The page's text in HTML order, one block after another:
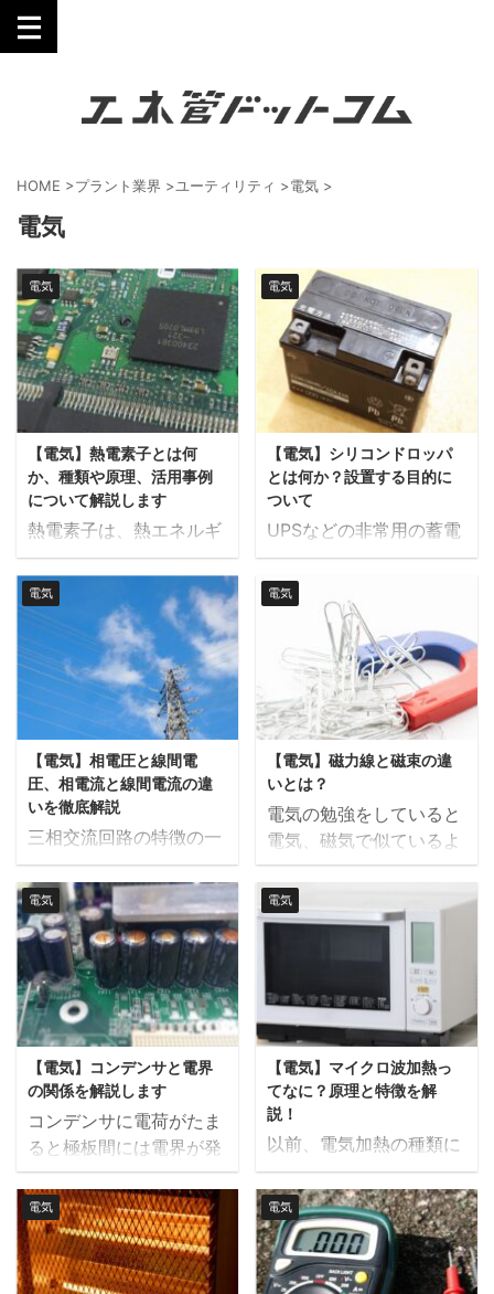
HOME >プラント業界 >ユーティリティ >電気 >
電気
電気
【電気】熱電素子とは何
か、種類や原理、活用事例
について解説します
熱電素子は、熱エネルギ
ーと電気エネルギーを相
互に変換する技術で、エ
ネルギー効率の向上や省
エネルギー化に重要で
す。この技術は、エネル
ギーの再利用や温度制御
など、さまざまな分野で
活用されており、今後の
持続可能な社会の実現に
重要な役割を果たすと期
待されています。 本記事
では、熱電素子の基本概
具体的な活用例について
詳しく解説します。 熱電
素子とは 熱電素子とは、
温度差を利用して電気エ
ネルギーを生成したり、
逆に電気を流すことで温
度差を作り出したりする
半導体素子のことです。
この技術は、ゼーベック
...
電気
【電気】シリコンドロッパ
とは何か？設置する目的に
ついて
UPSなどの非常用の蓄電
池を設置する制御盤の中
には良くシリコンドロッ
パという機器が設置され
ています。 この記事では
シリコンドロッパとは何
か、設置する目的につい
て解説します。 シリコン
ドロッパとは シリコンド
ロッパは直流電圧を降下
させる機器で、蓄電池な
どを設置する場合などに
利用されます。シリコン
電流に関わらず一定であ
るという特性を利用して
トの電気設備では、停電
時などに設備を停止させ
ないように制御用電源と
してUPS（無停電電源装
置）等が設けられていま
す。ただ、UP ...
電気
【電気】相電圧と線間電
圧、相電流と線間電流の違
いを徹底解説
三相交流回路の特徴の一
つとして相電圧、線間電
圧、相電流、線電流とい
うものがあります。これ
らは結線方法によってそ
れぞれ特性が変わります
が、ただ単に特性を暗記
するだけではそれぞれの
特性を混同してしましま
す。 この記事では、相電
圧と線間電圧の違い、相
電流と線電流の違いにつ
いて解説します。 相電
線電流の違い 相電圧・線
間電圧、相電流・線電流
の違いを一言で表すと次
のようになります。 相電
電気
【電気】磁力線と磁束の違
いとは？
電気の勉強をしていると
電気、磁気で似ているよ
うな言葉が多く出てくる
ので分かりにくいですよ
ね。 今回は、磁気の中で
と磁束の違いについて解
説したいと思います。 こ
ちらの記事は動画でも解
説しているので、動画の
方がいいという方はこち
らもどうぞ。 磁力とは
まず、磁力とは磁界の間
に働く力のことを言いま
す。磁極が異なる場合は
吸引力が働き、磁極が同
じであれば反発力が働き
ます。 上の図のように磁
電気
【電気】コンデンサと電界
の関係を解説します
コンデンサに電荷がたま
ると極板間には電界が発
生します。 電界は極板間
の距離と電圧によって決
まってくるのですが、コ
ンデンサの電気容量も距
離が関係してくるなど複
電気
【電気】マイクロ波加熱っ
てなに？原理と特徴を解
説！
以前、電気加熱の種類に
ついて概要をまとめ、い
くつか詳細に解説しまし
た。産業分野では古くか
ら使われている方法が多
く採用されることが多い
電気 電気